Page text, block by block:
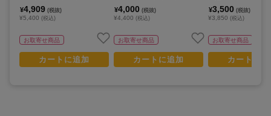
ト(全6種)(コラボイラスト)
【コンプリートセット/6個入
¥4,909 (税抜)
¥5,400 (税込)
お取寄せ商品
カートに追加
イラスト)【コンプリートセッ
ト/8個入り】
¥4,000 (税抜)
¥4,400 (税込)
お取寄せ商品
カートに追加
¥3,500 (税抜)
¥3,850 (税込)
お取寄せ商品
カートに